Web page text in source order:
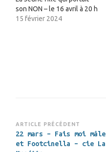
son NON – le 16 avril à 20 h
15 février 2024
Navigation
d’article
ARTICLE PRÉCÉDENT
22 mars – Fais moi mâle
et Footcinella – cie La